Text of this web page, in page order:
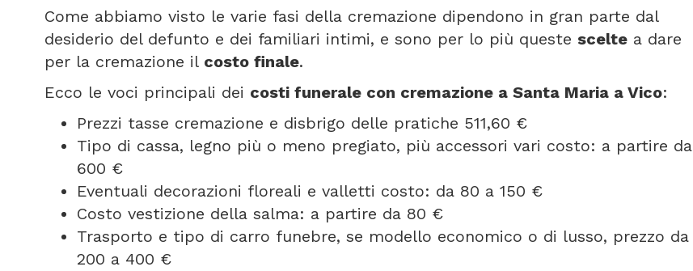
Come abbiamo visto le varie fasi della cremazione dipendono in gran parte dal
desiderio del defunto e dei familiari intimi, e sono per lo più queste scelte a dare
per la cremazione il costo finale.
Ecco le voci principali dei costi funerale con cremazione a Santa Maria a Vico:
Prezzi tasse cremazione e disbrigo delle pratiche 511,60 €
Tipo di cassa, legno più o meno pregiato, più accessori vari costo: a partire da
600 €
Eventuali decorazioni floreali e valletti costo: da 80 a 150 €
Costo vestizione della salma: a partire da 80 €
Trasporto e tipo di carro funebre, se modello economico o di lusso, prezzo da
200 a 400 €